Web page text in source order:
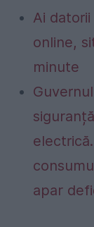
Ai
online,
minute
apar